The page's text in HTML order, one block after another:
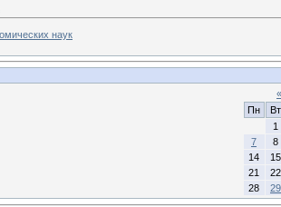
наук
«
Пн
Вт
1
7
8
14
15
21
22
28
29